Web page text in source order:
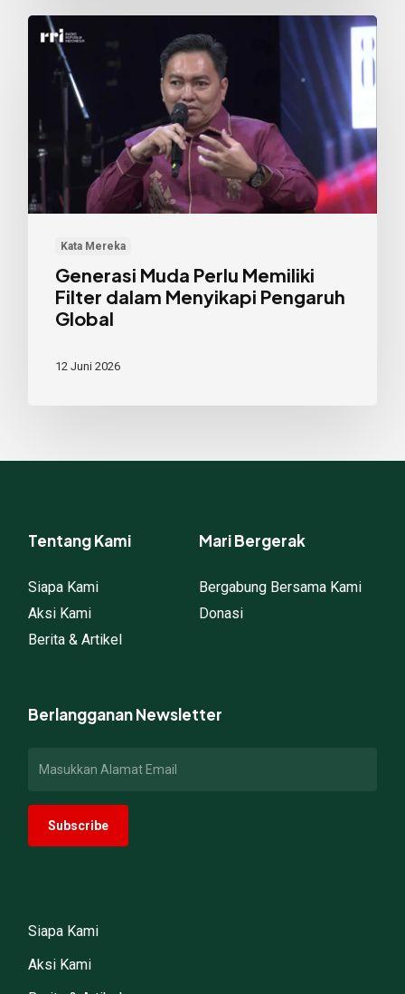
Kata Mereka
Generasi
Muda
Perlu
Memiliki
Filter
dalam
Menyikapi
Pengaruh
Generasi Muda Perlu Memiliki
Filter dalam Menyikapi Pengaruh
Global
12 Juni 2026
Tentang Kami
Siapa Kami
Aksi Kami
Berita & Artikel
Mari Bergerak
Bergabung Bersama Kami
Donasi
Berlangganan Newsletter
Siapa Kami
Aksi Kami